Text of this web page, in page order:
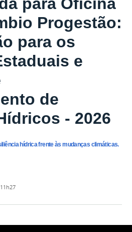
para Oficina
Progestão:
para os
e
de
- 2026
hídrica frente às mudanças climáticas.